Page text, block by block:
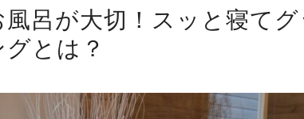
呂が大切！スッと寝て
とは？